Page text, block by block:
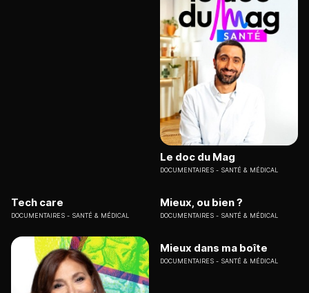
Le doc du Mag
DOCUMENTAIRES SANTÉ & MÉDICAL
Tech care
DOCUMENTAIRES SANTÉ & MÉDICAL
Mieux, ou bien ?
DOCUMENTAIRES SANTÉ & MÉDICAL
Mieux dans ma boîte
DOCUMENTAIRES SANTÉ & MÉDICAL